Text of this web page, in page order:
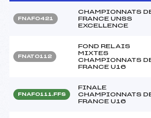
FNAF0421
CHAMPIONNATS
FRANCE UNSS
EXCELLENCE
FNAT0112
FOND RELAIS
MIXTES
CHAMPIONNATS
FRANCE U16
FNAF0111.FFS
FINALE
CHAMPIONNATS
FRANCE U16